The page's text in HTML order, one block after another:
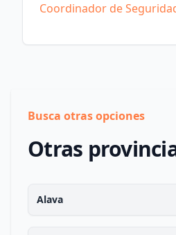
Coordinador de
Busca otras opciones
Otras
Alava